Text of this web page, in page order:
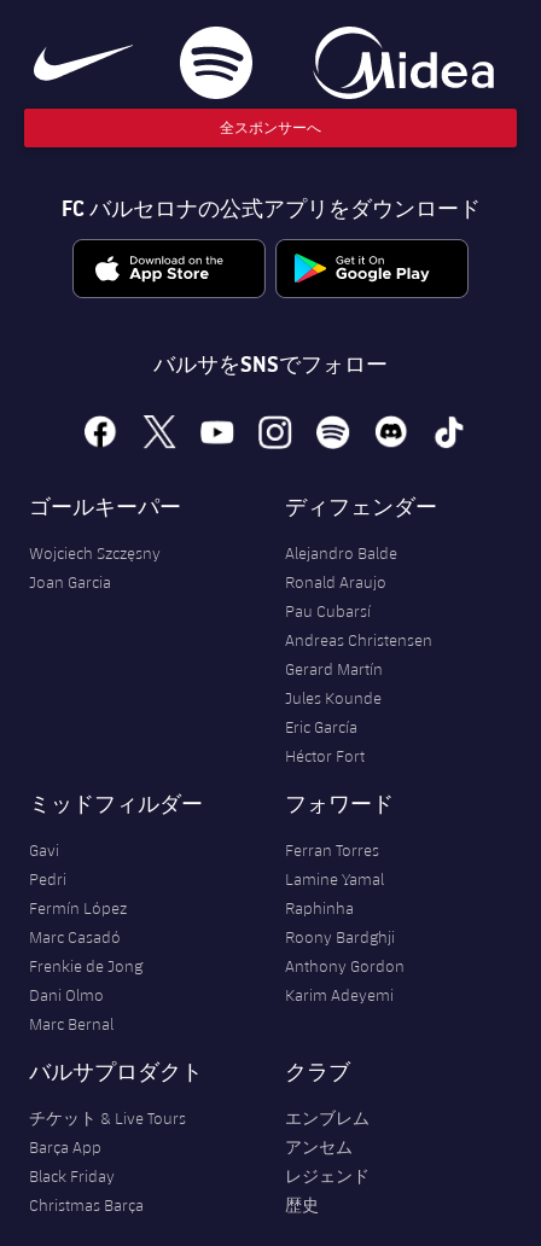
全スポンサーへ
FC バルセロナの公式アプリをダウンロード
バルサをSNSでフォロー
facebookx youtubeinstagramspotify discord tiktok
ゴールキーパー
Wojciech Szczęsny
Joan Garcia
ディフェンダー
Alejandro Balde
Ronald Araujo
Pau Cubarsí
Andreas Christensen
Gerard Martín
Jules Kounde
Eric García
Héctor Fort
ミッドフィルダー
Gavi
Pedri
Fermín López
Marc Casadó
Frenkie de Jong
Dani Olmo
Marc Bernal
フォワード
Ferran Torres
Lamine Yamal
Raphinha
Roony Bardghji
Anthony Gordon
Karim Adeyemi
バルサプロダクト
チケット & Live Tours
Barça App
Black Friday
Christmas Barça
クラブ
エンブレム
アンセム
レジェンド
歴史